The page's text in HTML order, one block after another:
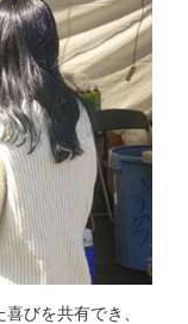
びを共有でき、